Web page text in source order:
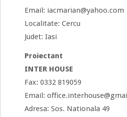
Email: iacmarian@yahoo.com
Localitate: Cercu
Judet: Iasi
Proiectant
INTER HOUSE
Fax: 0332 819059
Email:
Adresa: Sos. Nationala 49